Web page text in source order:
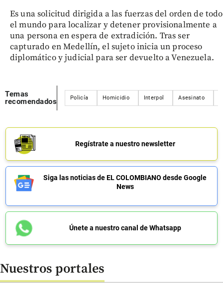
Es una solicitud dirigida a las fuerzas del orden de todo
el mundo para localizar y detener provisionalmente a
una persona en espera de extradición. Tras ser
capturado en Medellín, el sujeto inicia un proceso
diplomático y judicial para ser devuelto a Venezuela.
Temas
recomendados
Policía Homicidio Interpol Asesinato
Regístrate a nuestro newsletter
Siga las noticias de EL COLOMBIANO desde Google
News
Únete a nuestro canal de Whatsapp
Nuestros portales